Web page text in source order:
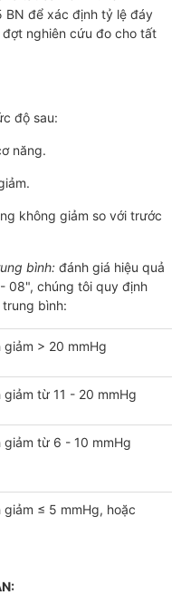
BN để xác định tỷ lệ đáy
đợt nghiên cứu đo cho tất
độ sau:
năng.
không giảm so với tr­ước
bình: đánh giá hiệu quả
08", chúng tôi quy định
bình:
giảm > 20 mmHg
giảm từ 11 - 20 mmHg
giảm từ 6 - 10 mmHg
giảm ≤ 5 mmHg, hoặc